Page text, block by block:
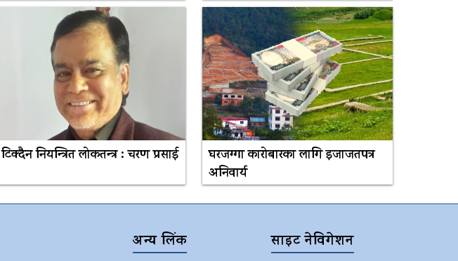
टिक्दैन नियन्त्रित लोकतन्त्र : चरण प्रसाई
घरजग्गा कारोबारका लागि इजाजतपत्र
अनिवार्य
अन्य लिंक साइट नेविगेशन